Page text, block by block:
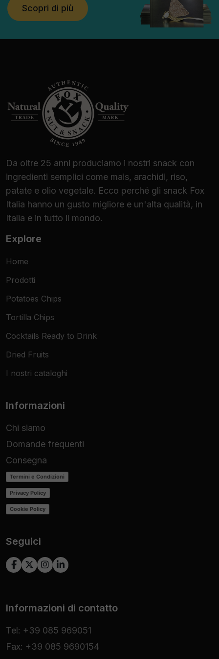
Scopri di più
Da oltre 25 anni produciamo i nostri snack con
ingredienti semplici come mais, arachidi, riso,
patate e olio vegetale. Ecco perché gli snack Fox
Italia hanno un gusto migliore e un'alta qualità, in
Italia e in tutto il mondo.
Explore
Home
Prodotti
Potatoes Chips
Tortilla Chips
Cocktails Ready to Drink
Dried Fruits
I nostri cataloghi
Informazioni
Chi siamo
Domande frequenti
Consegna
Termini e Condizioni
Privacy Policy
Cookie Policy
Seguici
Informazioni di contatto
Tel: +39 085 969051
Fax: +39 085 9690154